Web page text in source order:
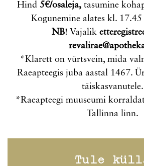
Hind 5€/osaleja,tasumine
Kogunemine alates kl. 17.45
NB! Vajalik
*Klarett on vürtsvein, mida
Raeapteegis juba aastal 1467.
täiskasvanutele.
*Raeapteegi muuseumi
Tallinna linn.
Tule